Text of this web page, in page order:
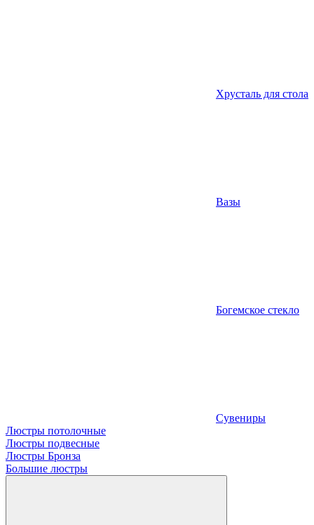
Хрусталь для стола
Вазы
Богемское стекло
Сувениры
Люстры потолочные
Люстры подвесные
Люстры Бронза
Большие люстры